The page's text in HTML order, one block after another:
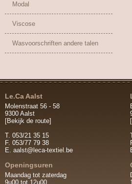
Modal
Viscose
Wasvoorschriften andere talen
Le.Ca Aalst
Molenstraat 56 - 58
9300 Aalst
[Bekijk de route]
T. 053/21 35 15
F. 053/77 79 38
E. aalst@leca-textiel.be
Openingsuren
Maandag tot zaterdag
9u00 tot 12u00